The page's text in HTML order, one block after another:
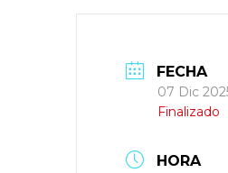
FECHA
07 Dic
Finalizado
HORA